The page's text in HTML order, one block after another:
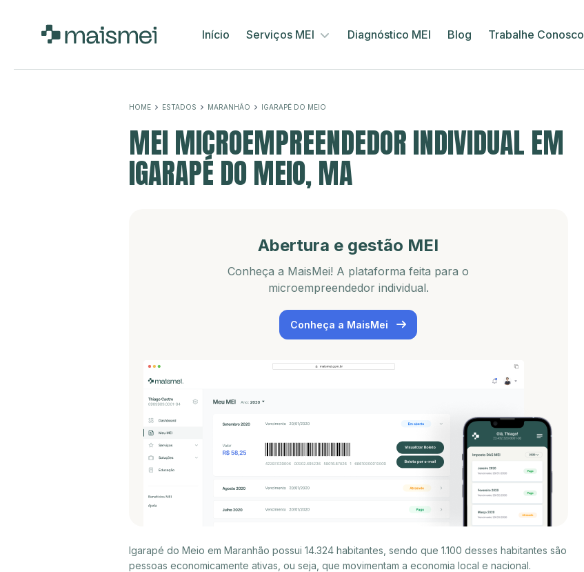
Início Serviços MEI Diagnóstico MEI Blog Trabalhe Conosco
HOME ESTADOS MARANHÃO IGARAPÉ DO MEIO
MEI MICROEMPREENDEDOR INDIVIDUAL EM
IGARAPÉ DO MEIO, MA
Abertura e gestão MEI
Conheça a MaisMei! A plataforma feita para o
microempreendedor individual.
Conheça a MaisMei
Igarapé do Meio em Maranhão possui 14.324 habitantes, sendo que 1.100 desses habitantes são
pessoas economicamente ativas, ou seja, que movimentam a economia local e nacional.